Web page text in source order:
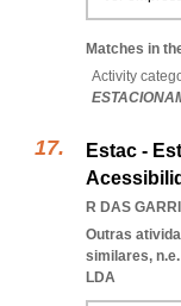
Matches in
Activity
Estac -
R DAS
Outras
similares, n.e.
LDA